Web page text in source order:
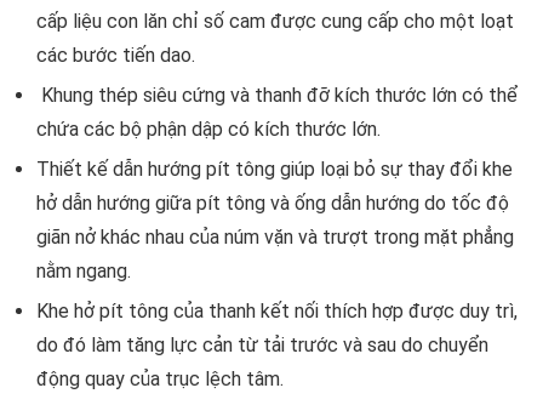
cấp liệu con lăn chỉ số cam được cung cấp cho một loạt
các bước tiến dao.
Khung thép siêu cứng và thanh đỡ kích thước lớn có thể
chứa các bộ phận dập có kích thước lớn.
Thiết kế dẫn hướng pít tông giúp loại bỏ sự thay đổi khe
hở dẫn hướng giữa pít tông và ống dẫn hướng do tốc độ
giãn nở khác nhau của núm vặn và trượt trong mặt phẳng
nằm ngang.
Khe hở pít tông của thanh kết nối thích hợp được duy trì,
do đó làm tăng lực cản từ tải trước và sau do chuyển
động quay của trục lệch tâm.